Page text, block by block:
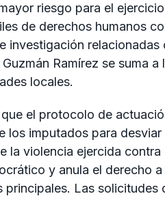
riesgo para el
de derechos humanos
investigación
Ramírez se suma
locales.
el protocolo de
los imputados para
la violencia ejercida
y anula el derecho
principales. Las